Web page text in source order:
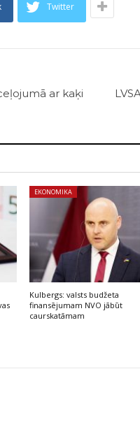
Twitter
ar kaķi
EKONOMIKA
Kulbergs: valsts budžeta
finansējumam NVO jābūt
caurskatāmam